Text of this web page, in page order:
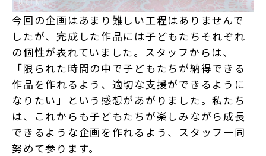
今回の企画はあまり難しい工程はありませんで
したが、完成した作品には子どもたちそれぞれ
の個性が表れていました。スタッフからは、
「限られた時間の中で子どもたちが納得できる
作品を作れるよう、適切な支援ができるように
なりたい」という感想があがりました。私たち
は、これからも子どもたちが楽しみながら成長
できるような企画を作れるよう、スタッフ一同
努めて参ります。